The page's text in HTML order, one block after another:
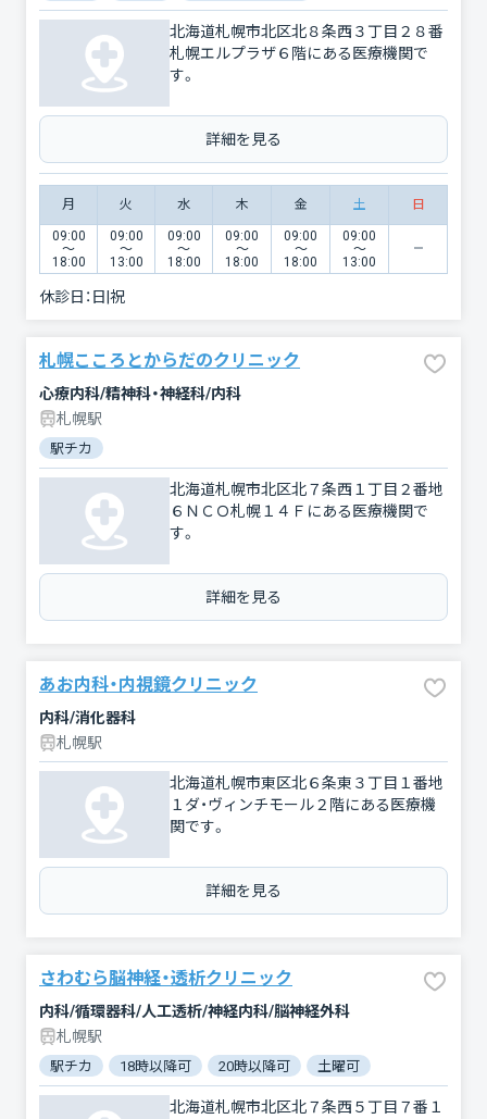
北海道札幌市北区北８条西３丁目２８番
札幌エルプラザ６階にある医療機関で
す。
詳細を見る
月 火 水 木 金 土 日
09:00
〜
18:00
09:00
〜
13:00
09:00
〜
18:00
09:00
〜
18:00
09:00
〜
18:00
09:00
〜
13:00
休診日： 日|祝
札幌こころとからだのクリニック
心療内科/精神科・神経科/内科
札幌駅
駅チカ
北海道札幌市北区北７条西１丁目２番地
６ＮＣＯ札幌１４Ｆにある医療機関で
す。
詳細を見る
あお内科・内視鏡クリニック
内科/消化器科
札幌駅
北海道札幌市東区北６条東３丁目１番地
１ダ・ヴィンチモール２階にある医療機
関です。
詳細を見る
さわむら脳神経・透析クリニック
内科/循環器科/人工透析/神経内科/脳神経外科
札幌駅
駅チカ 18時以降可 20時以降可 土曜可
北海道札幌市北区北７条西５丁目７番１